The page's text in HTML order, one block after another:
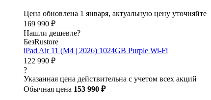
Цена обновлена 1 января, актуальную цену уточняйте
169 990 ₽
Нашли дешевле?
БезRustore
iPad Air 11 (M4 | 2026) 1024GB Purple Wi-Fi
122 990 ₽
?
Указанная цена действительна с учетом всех акций
Обычная цена 153 990 ₽